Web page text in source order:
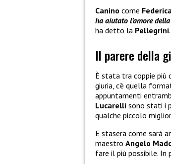
Canino come Federica
ha aiutato l’amore
ha detto la Pellegrini.
Il parere della
È stata tra coppie più
giuria, c’è quella
appuntamenti
Lucarelli sono stati i
qualche piccolo
E stasera come sarà
maestro Angelo
fare il più possibile. In